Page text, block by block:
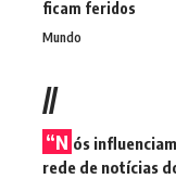
ficam feridos
Mundo
//
“N ós
rede de notícias